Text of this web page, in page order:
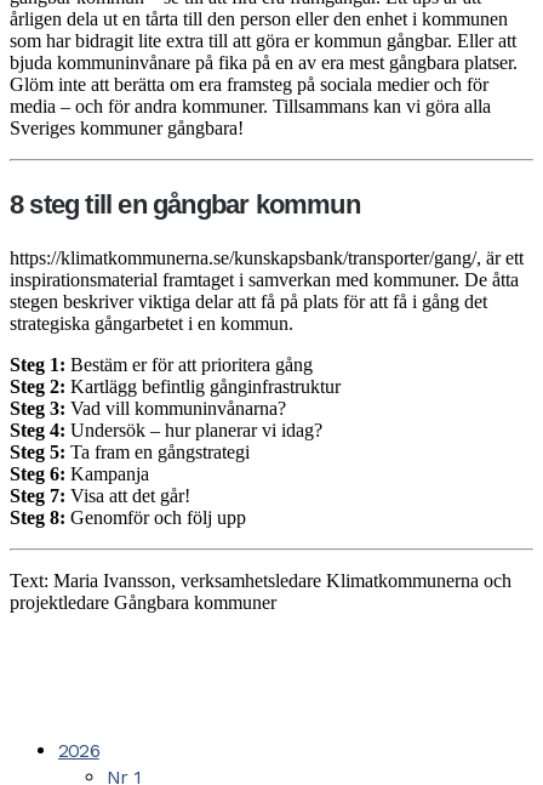
årligen dela ut en tårta till den person eller den enhet i kommunen
som har bidragit lite extra till att göra er kommun gångbar. Eller att
bjuda kommuninvånare på fika på en av era mest gångbara platser.
Glöm inte att berätta om era framsteg på sociala medier och för
media – och för andra kommuner. Tillsammans kan vi göra alla
Sveriges kommuner gångbara!
8 steg till en gångbar kommun
https://klimatkommunerna.se/kunskapsbank/transporter/gang/, är ett
inspirationsmaterial framtaget i samverkan med kommuner. De åtta
stegen beskriver viktiga delar att få på plats för att få i gång det
strategiska gångarbetet i en kommun.
Steg 1: Bestäm er för att prioritera gång
Steg 2: Kartlägg befintlig gånginfrastruktur
Steg 3: Vad vill kommuninvånarna?
Steg 4: Undersök – hur planerar vi idag?
Steg 5: Ta fram en gångstrategi
Steg 6: Kampanja
Steg 7: Visa att det går!
Steg 8: Genomför och följ upp
Text: Maria Ivansson, verksamhetsledare Klimatkommunerna och
projektledare Gångbara kommuner
2026
Nr 1